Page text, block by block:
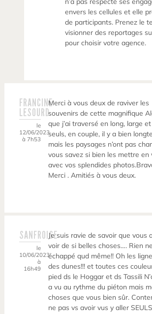
envers les cellules et elle
de participants. Prenez le
visionner des reportages
pour choisir votre agence.
FRANCINE
LESOURD
le
12/06/2023
à 7h53
Merci à vous deux de raviver les
souvenirs de cette magnifique
que j’ai traversé en long, large
seuls, en couple, il y a bien
mais les paysages n’ont pas
vous savez si bien les mettre en
avec vos splendides
Merci . Amitiés à vous deux.
SANFROISE
le
10/06/2023
à
16h49
Je suis ravie de savoir que vous
voir de si belles choses…. Rien
échappé qud même!! Oh les
des dunes!!! et toutes ces
pied ds le Hoggar et ds Tassili
a vu au rythme du piéton mais
choses que vous bien sûr.
ne pas vs avoir vus y aller